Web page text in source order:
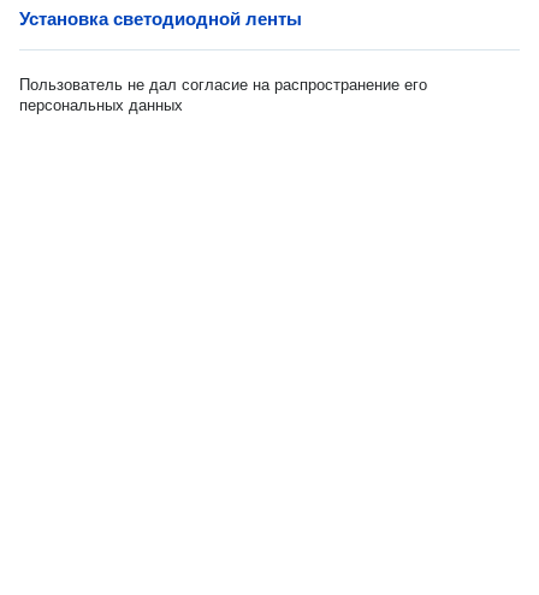
Установка светодиодной ленты
Пользователь не дал согласие на распространение его
персональных данных